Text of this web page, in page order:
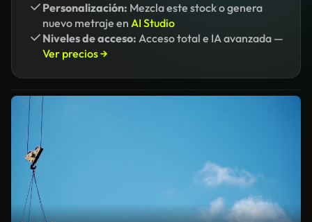
Personalización: Mezcla este stock o genera
nuevo metraje en AI Studio
Niveles de acceso: Acceso total e IA avanzada —
Ver precios →